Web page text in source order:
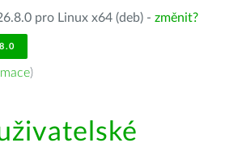
pro Linux x64 (deb) - změnit?
)